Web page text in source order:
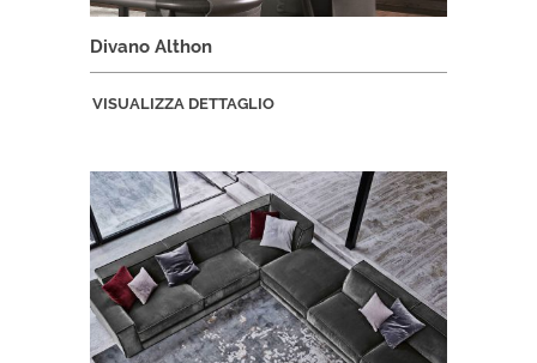
Divano Althon
VISUALIZZA DETTAGLIO